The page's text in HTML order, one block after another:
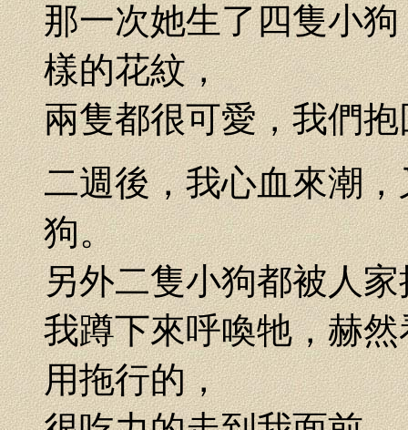
那一次她生了四隻小
樣的花紋，
兩隻都很可愛，我們
二週後，我心血來潮
狗。
另外二隻小狗都被人
我蹲下來呼喚牠，赫
用拖行的，